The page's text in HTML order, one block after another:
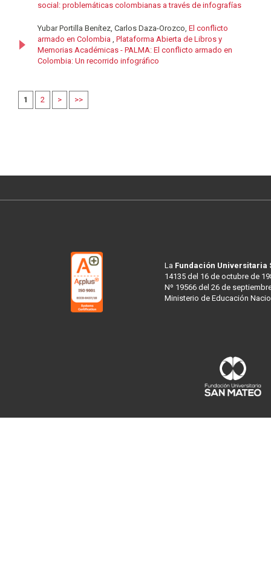
social: problemáticas colombianas a través de infografías
Yubar Portilla Benítez, Carlos Daza-Orozco, El conflicto
armado en Colombia , Plataforma Abierta de Libros y
Memorias Académicas - PALMA: El conflicto armado en
Colombia: Un recorrido infográfico
1 2 > >>
La Fundación Universitaria
14135 del 16 de octubre de
Nº 19566 del 26 de
Ministerio de Educación